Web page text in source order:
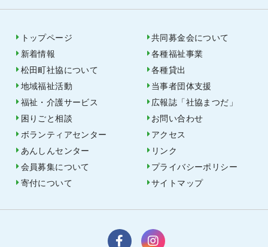
トップページ
新着情報
松田町社協について
地域福祉活動
福祉・介護サービス
困りごと相談
ボランティアセンター
あんしんセンター
会員募集について
寄付について
共同募金会について
各種福祉事業
各種貸出
当事者団体支援
広報誌「社協まつだ」
お問い合わせ
アクセス
リンク
プライバシーポリシー
サイトマップ